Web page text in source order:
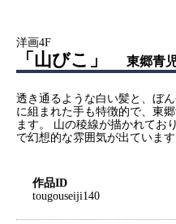
洋画4F
「山びこ」 東郷青
透き通るような白い髪と、ぼ
に組まれた手も特徴的で、東
ます。 山の稜線が描かれてお
で幻想的な雰囲気が出ています
作品ID
tougouseiji140